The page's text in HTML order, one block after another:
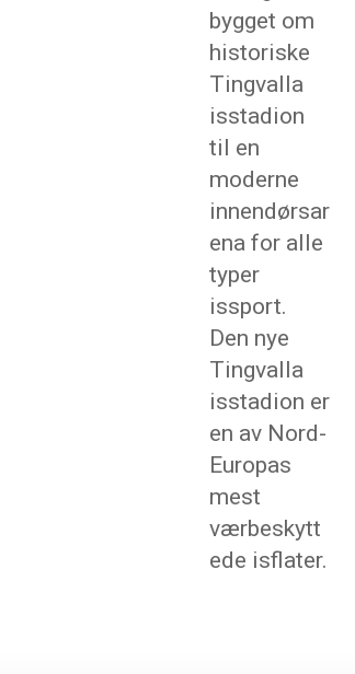
bygget om
historiske
Tingvalla
isstadion
til en
moderne
innendørsar
ena for alle
typer
issport.
Den nye
Tingvalla
isstadion er
en av Nord-
Europas
mest
værbeskytt
ede isflater.